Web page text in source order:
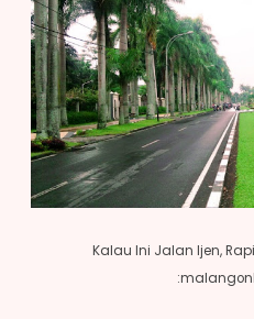
Kalau Ini Jalan Ijen,